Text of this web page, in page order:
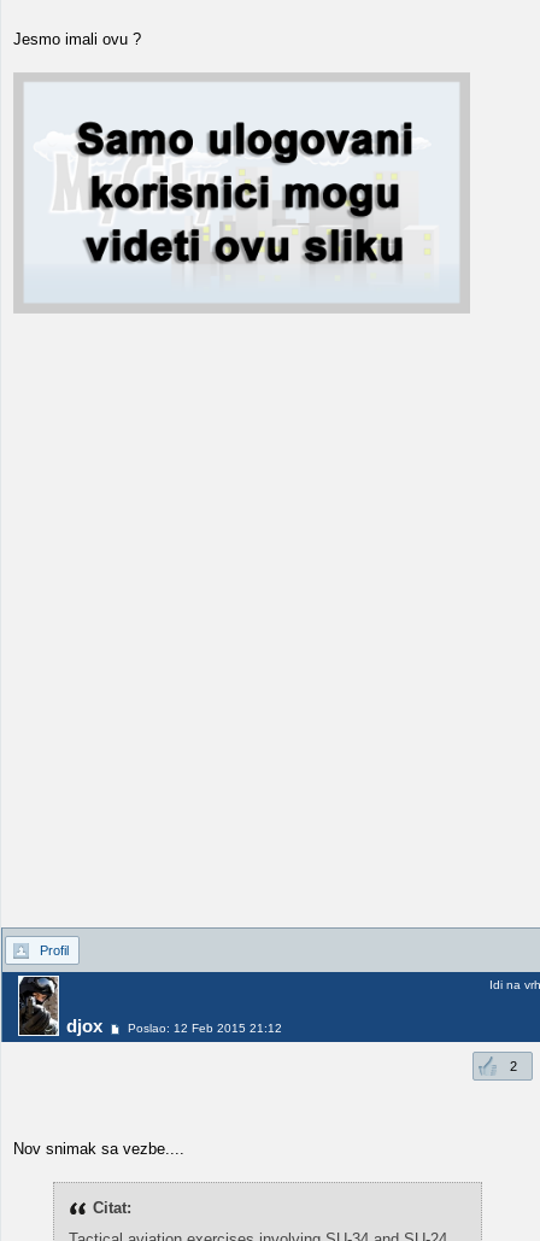
Jesmo imali ovu ?
Profil
djox Poslao: 12 Feb 2015 21:12
Idi na vrh
2
Nov snimak sa vezbe....
Citat: